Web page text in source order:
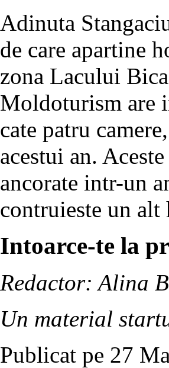
Adinuta
de care apartine
zona Lacului
Moldoturism are
cate patru
acestui an.
ancorate intr-un
contruieste un
Intoarce-te la
Redactor: Alina
Un material
Publicat pe 27